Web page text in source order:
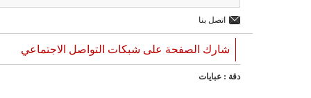
اتصل بنا
شارك الصفحة على شبكات التواصل الاجتماعي
دقة : عبايات